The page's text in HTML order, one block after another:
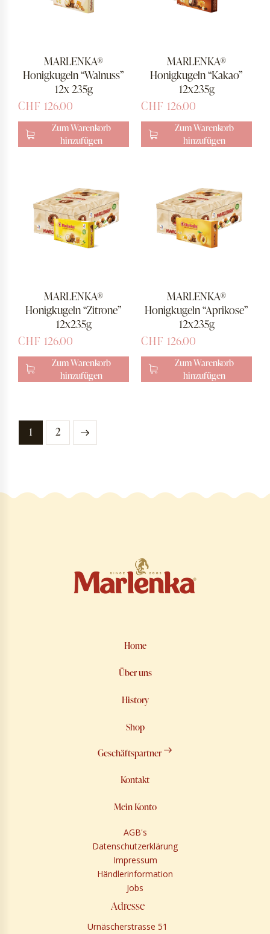
MARLENKA®
Honigkugeln “Walnuss”
12x 235g
CHF 126.00
Zum Warenkorb
hinzufügen
MARLENKA®
Honigkugeln “Kakao”
12x235g
CHF 126.00
Zum Warenkorb
hinzufügen
MARLENKA®
Honigkugeln “Zitrone”
12x235g
CHF 126.00
Zum Warenkorb
hinzufügen
MARLENKA®
Honigkugeln “Aprikose”
12x235g
CHF 126.00
Zum Warenkorb
hinzufügen
1 2
→
Home
Über uns
History
Shop
Geschäftspartner
Kontakt
Mein Konto
AGB's
Datenschutzerklärung
Impressum
Händlerinformation
Jobs
Adresse
Urnäscherstrasse 51